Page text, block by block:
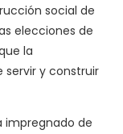
social de
elecciones de
la
y construir
impregnado de